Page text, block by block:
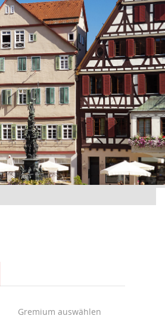
Gremium auswählen